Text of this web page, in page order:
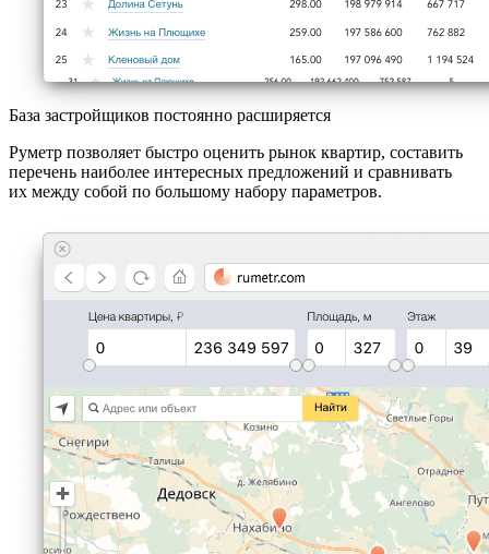
База застройщиков постоянно расширяется
Руметр позволяет быстро оценить рынок квартир, составить
перечень наиболее интересных предложений и сравнивать
их между собой по большому набору параметров.